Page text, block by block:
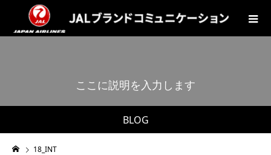
BLOG
ここに説明を入力し ます。
18_INT